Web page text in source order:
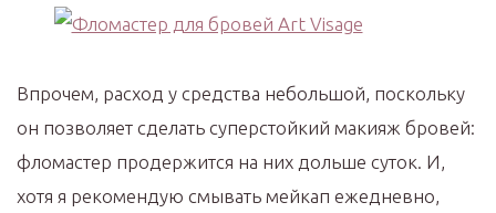
Впрочем, расход у средства небольшой, поскольку
он позволяет сделать суперстойкий макияж бровей:
фломастер продержится на них дольше суток. И,
хотя я рекомендую смывать мейкап ежедневно,